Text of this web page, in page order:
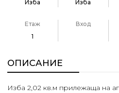
Изба
Изба
Етаж
1
Вход
ОПИСАНИЕ
Изба 2,02 кв.м прилежаща на